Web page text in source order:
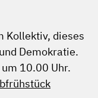
Kollektiv, dieses
Demokratie.
10.00 Uhr.